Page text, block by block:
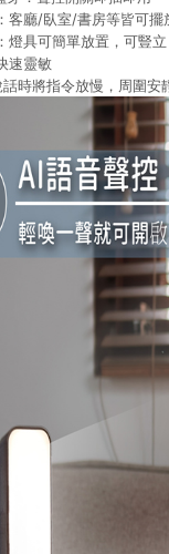
客廳/臥室/書房等皆可擺
具可簡單放置，可豎
速靈敏
話時將指令放慢，周圍安